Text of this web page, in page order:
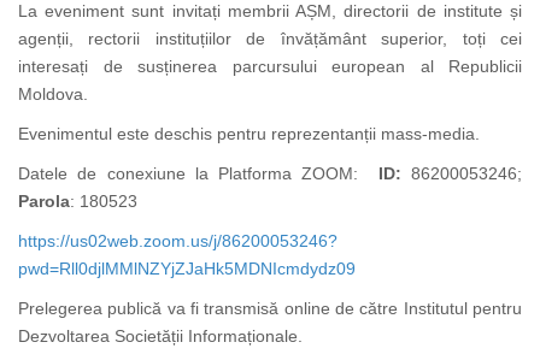
La eveniment sunt invitați membrii AȘM, directorii de institute și
agenții, rectorii instituțiilor de învățământ superior, toți cei
interesați de susținerea parcursului european al Republicii
Moldova.
Evenimentul este deschis pentru reprezentanții mass-media.
Datele de conexiune la Platforma ZOOM: ID: 86200053246;
Parola: 180523
https://us02web.zoom.us/j/86200053246?
pwd=Rll0djlMMlNZYjZJaHk5MDNIcmdydz09
Prelegerea publică va fi transmisă online de către Institutul pentru
Dezvoltarea Societății Informaționale.